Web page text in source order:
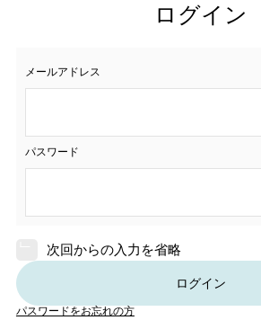
ログイン
メールアドレス
パスワード
次回からの入力を省略
ログイン
パスワードをお忘れの方